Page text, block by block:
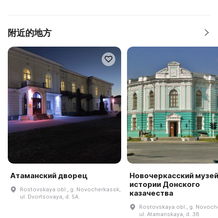
附近的地方
Атаманский дворец
Rostovskaya obl., g. Novocherkassk,
ul. Dvortsovaya, d. 5A
Новочеркасский музей
истории Донского
казачества
Rostovskaya obl., g.
ul. Atamanskaya, d. 38